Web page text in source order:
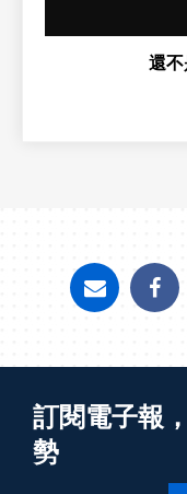
還
訂閱電子報
勢